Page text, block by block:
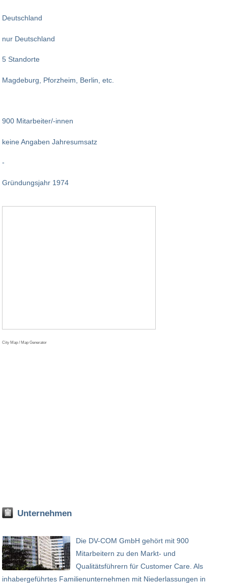
Deutschland
nur Deutschland
5 Standorte
Magdeburg, Pforzheim, Berlin, etc.
900 Mitarbeiter/-innen
keine Angaben Jahresumsatz
-
Gründungsjahr 1974
City Map / Map Generator
Unternehmen
Die DV-COM GmbH gehört mit 900
Mitarbeitern zu den Markt- und
Qualitätsführern für Customer Care. Als
inhabergeführtes Familienunternehmen mit Niederlassungen in